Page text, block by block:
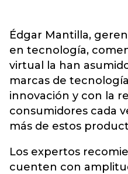
Édgar Mantilla,
en tecnología,
virtual la han
marcas de
innovación y con la
consumidores cada
más de estos
Los expertos
cuenten con